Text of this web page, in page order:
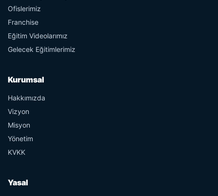
Ofislerimiz
Franchise
Eğitim Videolarımız
Gelecek Eğitimlerimiz
Kurumsal
Hakkımızda
Vizyon
Misyon
Yönetim
KVKK
Yasal